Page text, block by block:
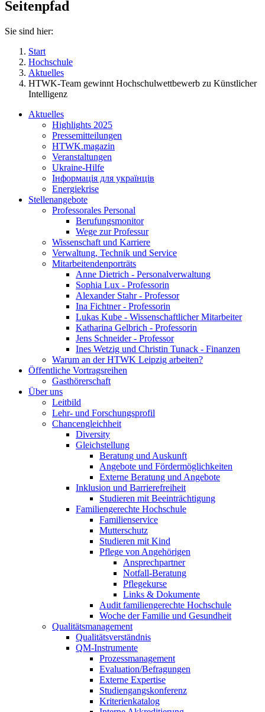
Seitenpfad
Sie sind hier:
Start
Hochschule
Aktuelles
HTWK-Team gewinnt Hochschulwettbewerb zu Künstlicher
Intelligenz
Aktuelles
Highlights 2025
Pressemitteilungen
HTWK.magazin
Veranstaltungen
Ukraine-Hilfe
Інформація для українців
Energiekrise
Stellenangebote
Professorales Personal
Berufungsmonitor
Wege zur Professur
Wissenschaft und Karriere
Verwaltung, Technik und Service
Mitarbeitendenporträts
Anne Dietrich - Personalverwaltung
Sophia Lux - Professorin
Alexander Stahr - Professor
Ina Fichtner - Professorin
Lukas Kube - Wissenschaftlicher Mitarbeiter
Katharina Gelbrich - Professorin
Jens Schneider - Professor
Ines Wetzig und Christin Tunack - Finanzen
Warum an der HTWK Leipzig arbeiten?
Öffentliche Vortragsreihen
Gasthörerschaft
Über uns
Leitbild
Lehr- und Forschungsprofil
Chancengleichheit
Diversity
Gleichstellung
Beratung und Auskunft
Angebote und Fördermöglichkeiten
Externe Beratung und Angebote
Inklusion und Barrierefreiheit
Studieren mit Beeinträchtigung
Familiengerechte Hochschule
Familienservice
Mutterschutz
Studieren mit Kind
Pflege von Angehörigen
Ansprechpartner
Notfall-Beratung
Pflegekurse
Links & Dokumente
Audit familiengerechte Hochschule
Woche der Familie und Gesundheit
Qualitätsmanagement
Qualitätsverständnis
QM-Instrumente
Prozessmanagement
Evaluation/Befragungen
Externe Expertise
Studiengangskonferenz
Kriterienkatalog